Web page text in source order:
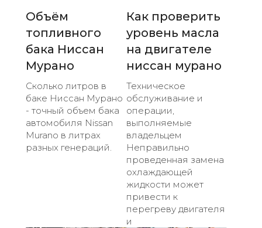
Объём
топливного
бака Ниссан
Мурано
Сколько литров в
баке Ниссан Мурано
- точный объем бака
автомобиля Nissan
Murano в литрах
разных генераций.
Как проверить
уровень масла
на двигателе
ниссан мурано
Техническое
обслуживание и
операции,
выполняемые
владельцем
Неправильно
проведенная замена
охлаждающей
жидкости может
привести к
перегреву двигателя
и